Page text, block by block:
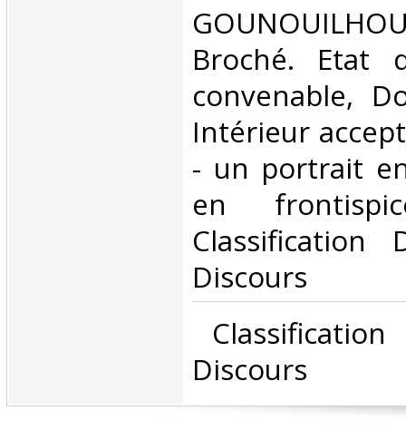
Broché. Etat
convenable,
Intérieur
- un portrait
en
Classification
Discours‎
Discours‎